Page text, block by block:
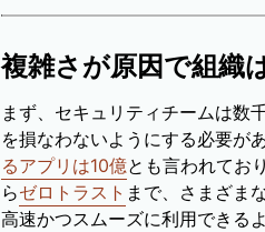
複雑さが原因で組織
まず、セキュリティチームは数
を損なわないようにする必要が
るアプリは10億とも言われてお
らゼロトラスト まで、さまざま
高速かつスムーズに利用できる